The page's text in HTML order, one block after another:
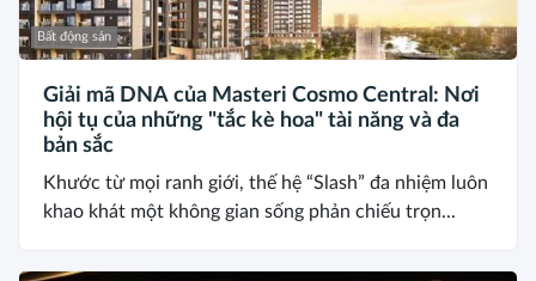
Bất động sản
Giải mã DNA của Masteri Cosmo Central: Nơi
hội tụ của những "tắc kè hoa" tài năng và đa
bản sắc
Khước từ mọi ranh giới, thế hệ “Slash” đa nhiệm luôn
khao khát một không gian sống phản chiếu trọn...